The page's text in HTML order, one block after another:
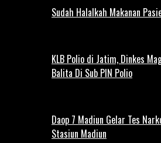
Sudah Halalkah Makanan
KLB Polio di Jatim, Dinkes
Balita Di Sub PIN Polio
Daop 7 Madiun Gelar Tes
Stasiun Madiun